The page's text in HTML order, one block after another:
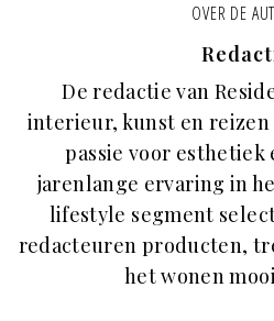
OVER DE
De redactie van
interieur, kunst en
passie voor
jarenlange ervaring in
lifestyle segment
redacteuren producten,
het wonen